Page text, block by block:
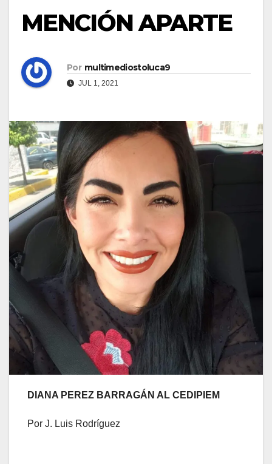
MENCIÓN APARTE
Por multimediostoluca9
JUL 1, 2021
DIANA PEREZ BARRAGÁN AL CEDIPIEM
Por J. Luis Rodríguez